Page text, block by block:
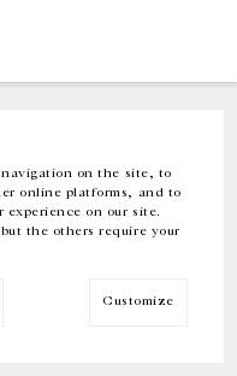
on the site, to
online platforms, and to
experience on our site.
the others require your
Customize